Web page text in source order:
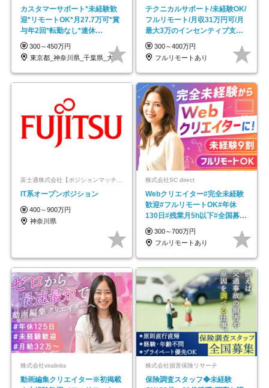
カスタマーサポート*未経験歓
迎*リモートOK*月27.7万可*賞
与年2回*転勤なし*連休
OK/ZE010232
300～450万円
東京都_神奈川県_千葉県_大阪府_愛知県…
テクニカルサポート/未経験OK/
フルリモート/月収31万円可/月
最大3万のインセンティブ支給/
平均年齢33歳
300～400万円
フルリモートあり
富士通株式会社【ポジションマッチ登録】
IT系オープンポジション
400～900万円
神奈川県
株式会社SC direct
Webクリエイター#完全未経験
歓迎#フルリモートOK#年休
130日#残業月5h以下#全国募集
#最大1年の研修
300～700万円
フルリモートあり
株式会社viralinks
動画編集クリエイター※初掲載
株式会社損害保険リサーチ
保険調査スタッフ◆未経験